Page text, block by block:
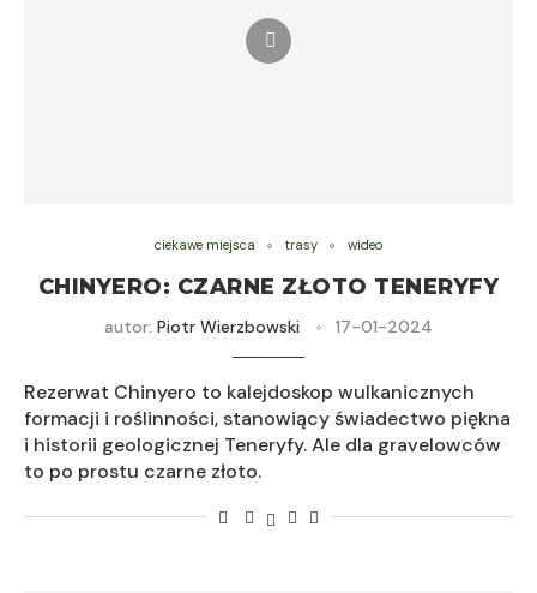
ciekawe miejsca trasy wideo
CHINYERO: CZARNE ZŁOTO TENERYFY
autor: Piotr Wierzbowski 17-01-2024
Rezerwat Chinyero to kalejdoskop wulkanicznych
formacji i roślinności, stanowiący świadectwo piękna
i historii geologicznej Teneryfy. Ale dla gravelowców
to po prostu czarne złoto.